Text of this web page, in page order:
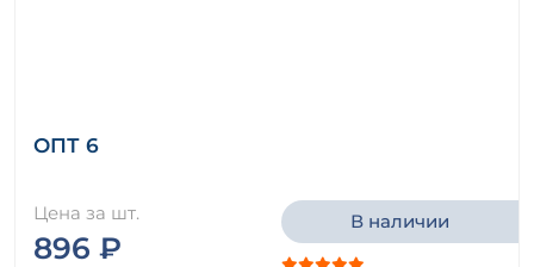
ОПТ 6
Цена за шт.
896 ₽
В наличии